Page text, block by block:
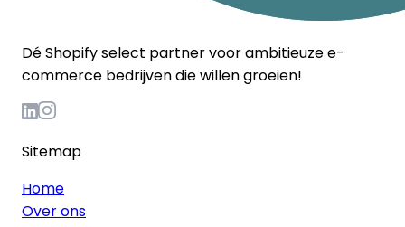
Dé Shopify select partner voor ambitieuze e-
commerce bedrijven die willen groeien!
Sitemap
Home
Over ons